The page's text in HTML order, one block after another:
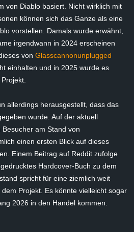
von Diablo basiert. Nicht wirklich mit
können sich das Ganze als eine
vorstellen. Damals wurde erwähnt,
irgendwann in 2024 erscheinen
von Glasscannonunplugged
einhalten und in 2025 wurde es
allerdings herausgestellt, dass das
wurde. Auf der aktuell
am Stand von
einen ersten Blick auf dieses
Einem Beitrag auf Reddit zufolge
Hardcover-Buch zu dem
spricht für eine ziemlich weit
Projekt. Es könnte vielleicht sogar
2026 in den Handel kommen.